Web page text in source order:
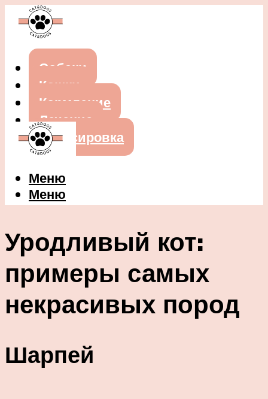
Собаки
Кошки
Кормление
Лечение
Дрессировка
Меню
Меню
Уродливый кот:
примеры самых
некрасивых пород
Шарпей